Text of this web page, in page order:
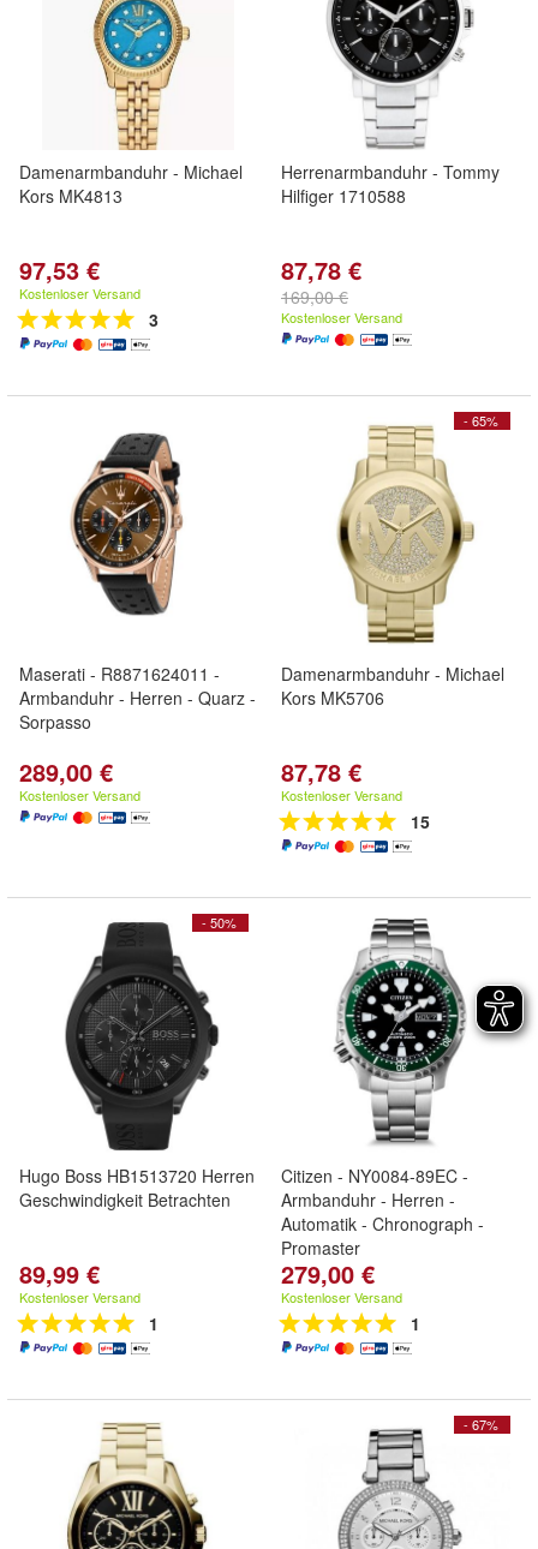
Damenarmbanduhr - Michael
Kors MK4813
97,53 €
Kostenloser Versand
3
Herrenarmbanduhr - Tommy
Hilfiger 1710588
87,78 €
169,00 €
Kostenloser Versand
Maserati - R8871624011 -
Armbanduhr - Herren - Quarz -
Sorpasso
289,00 €
Kostenloser Versand
- 65%
Damenarmbanduhr - Michael
Kors MK5706
87,78 €
Kostenloser Versand
15
- 50%
Hugo Boss HB1513720 Herren
Geschwindigkeit Betrachten
89,99 €
Kostenloser Versand
1
Citizen - NY0084-89EC -
Armbanduhr - Herren -
Automatik - Chronograph -
Promaster
279,00 €
Kostenloser Versand
1
- 67%